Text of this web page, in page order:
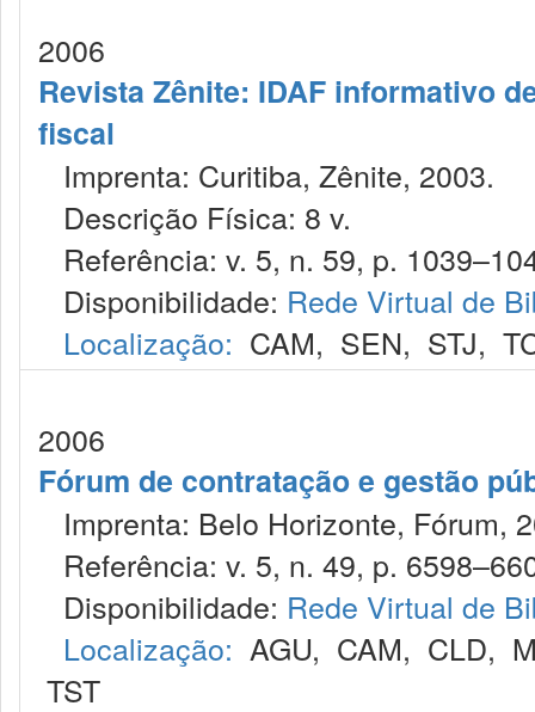
2006
Revista Zênite: IDAF informativo
fiscal
Imprenta: Curitiba, Zênite, 2003.
Descrição Física: 8 v.
Referência: v. 5, n. 59, p.
Disponibilidade: Rede Virtual de
Localização: CAM, SEN, STJ,
2006
Fórum de contratação e gestão
Imprenta: Belo Horizonte, Fórum,
Referência: v. 5, n. 49, p.
Disponibilidade: Rede Virtual de
Localização: AGU, CAM, CLD,
TST